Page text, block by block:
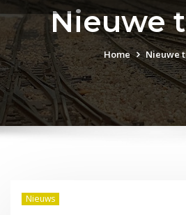
Nieuwe
Home Nieuwe
Nieuws